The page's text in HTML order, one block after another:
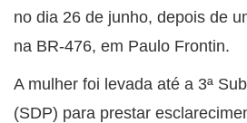
no dia 26 de junho, depois de
na BR-476, em Paulo Frontin.
A mulher foi levada até a 3ª
(SDP) para prestar